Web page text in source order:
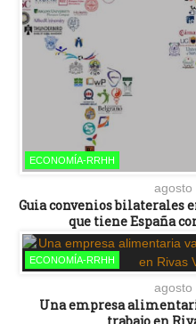
ECONOMÍA-RRHH
agosto
Guia convenios bilaterales
que tiene España
ECONOMÍA-RRHH
agosto
Una empresa